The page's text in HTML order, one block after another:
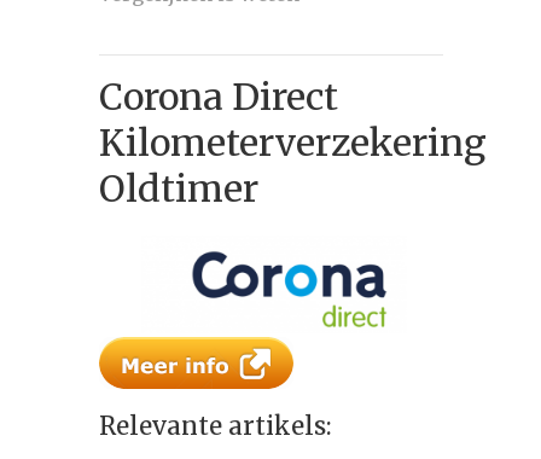
Corona Direct
Kilometerverzekering
Oldtimer
Relevante artikels: